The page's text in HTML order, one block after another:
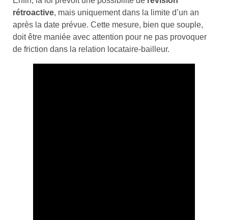
rétroactive, mais uniquement dans la limite d’un an
après la date prévue. Cette mesure, bien que souple,
doit être maniée avec attention pour ne pas provoquer
de friction dans la relation locataire-bailleur.